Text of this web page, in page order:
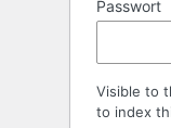
Passwort
Visible to
to index